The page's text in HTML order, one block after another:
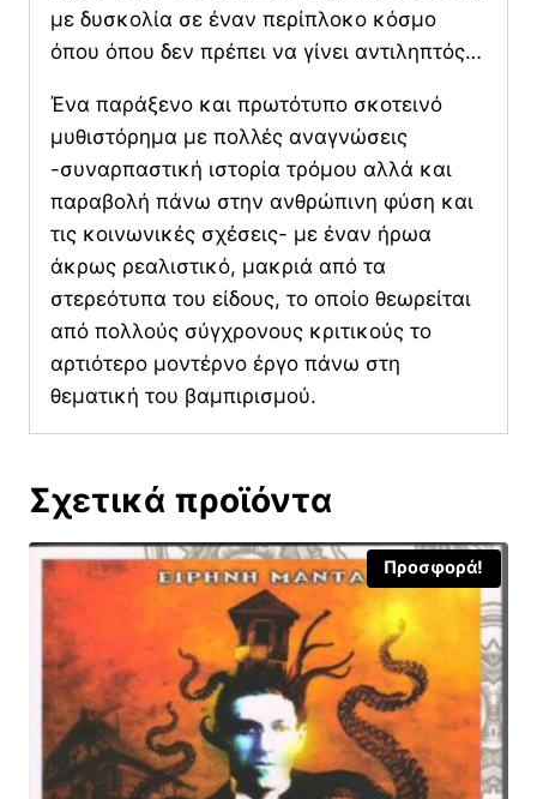
με δυσκολία σε έναν περίπλοκο κόσμο
όπου όπου δεν πρέπει να γίνει αντιληπτός…
Ένα παράξενο και πρωτότυπο σκοτεινό
μυθιστόρημα με πολλές αναγνώσεις
-συναρπαστική ιστορία τρόμου αλλά και
παραβολή πάνω στην ανθρώπινη φύση και
τις κοινωνικές σχέσεις- με έναν ήρωα
άκρως ρεαλιστικό, μακριά από τα
στερεότυπα του είδους, το οποίο θεωρείται
από πολλούς σύγχρονους κριτικούς το
αρτιότερο μοντέρνο έργο πάνω στη
θεματική του βαμπιρισμού.
Σχετικά προϊόντα
Προσφορά!